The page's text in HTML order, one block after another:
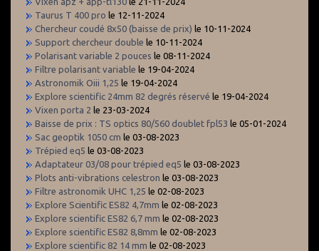
Taurus T 400 pro le 12-11-2024
Chercheur coudé 8x50 (baisse de prix) le 10-11-2024
Support chercheur double le 10-11-2024
Polarisant variable 2 pouces le 08-11-2024
Filtre polarisant variable le 19-04-2024
Astronomik Oiii 1,25 le 19-04-2024
Explore scientific 24mm 82 degrés réservé le 19-04-2024
Vixen porta 2 le 23-03-2024
Baisse de prix : TS optics 80/560 doublet fpl53 le 05-01-2024
Sac geoptik 1050 cm le 03-08-2023
Trépied eq5 le 03-08-2023
Adaptateur 03/08 pour trépied eq5 le 03-08-2023
Plots anti-vibrations celestron le 03-08-2023
Filtre astronomik UHC 1,25 le 02-08-2023
Explore Scientific ES82 4,7mm le 02-08-2023
Explore scientific ES82 6,7 mm le 02-08-2023
Explore scientific ES82 8,8mm le 02-08-2023
Explore scientific 82 14 mm le 02-08-2023